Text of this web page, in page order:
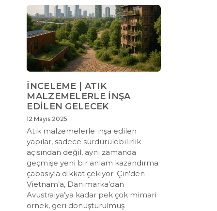
İNCELEME | ATIK
MALZEMELERLE İNŞA
EDİLEN GELECEK
12 Mayıs 2025
Atık malzemelerle inşa edilen
yapılar, sadece sürdürülebilirlik
açısından değil, aynı zamanda
geçmişe yeni bir anlam kazandırma
çabasıyla dikkat çekiyor. Çin’den
Vietnam’a, Danimarka’dan
Avustralya’ya kadar pek çok mimari
örnek, geri dönüştürülmüş